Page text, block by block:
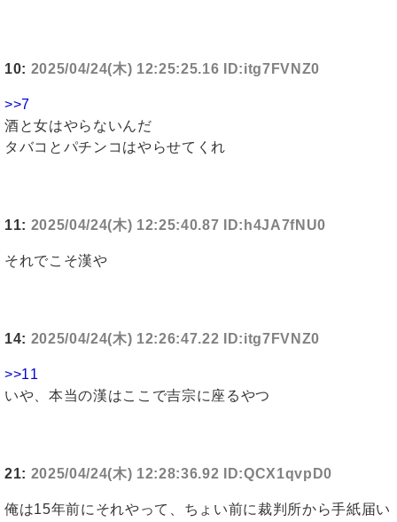
10: 2025/04/24(木) 12:25:25.16 ID:itg7FVNZ0
>>7
酒と女はやらないんだ
タバコとパチンコはやらせてくれ
11: 2025/04/24(木) 12:25:40.87 ID:h4JA7fNU0
それでこそ漢や
14: 2025/04/24(木) 12:26:47.22 ID:itg7FVNZ0
>>11
いや、本当の漢はここで吉宗に座るやつ
21: 2025/04/24(木) 12:28:36.92 ID:QCX1qvpD0
俺は15年前にそれやって、ちょい前に裁判所から手紙届い